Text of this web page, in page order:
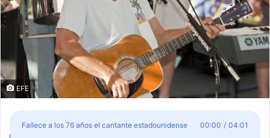
EFE
Fallece a los 76 años el cantante estadounidense
00:00 / 04:01